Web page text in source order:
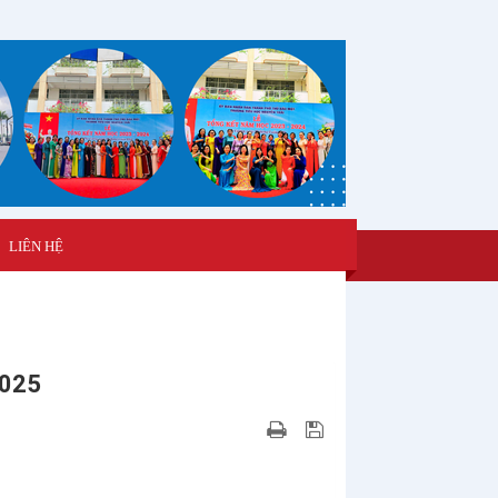
LIÊN HỆ